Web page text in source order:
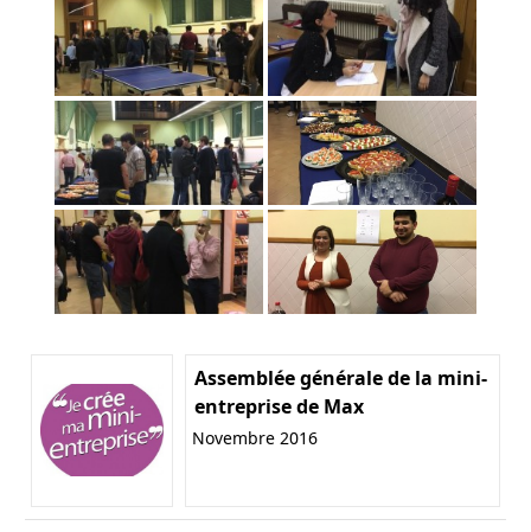
Assemblée générale de la mini-
entreprise de Max
Novembre 2016